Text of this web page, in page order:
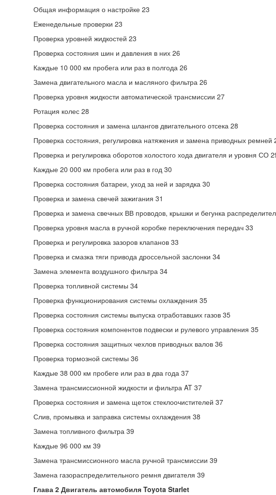
Общая информация о настройке 23
Еженедельные проверки 23
Проверка уровней жидкостей 23
Проверка состояния шин и давления в них 26
Каждые 10 000 км пробега или раз в полгода 26
Замена двигательного масла и масляного фильтра 26
Проверка уровня жидкости автоматической трансмиссии 27
Ротация колес 28
Проверка состояния и замена шлангов двигательного отсека 28
Проверка состояния, регулировка натяжения и замена приводных ремней
Проверка и регулировка оборотов холостого хода двигателя и уровня СО
Каждые 20 000 км пробега или раз в год 30
Проверка состояния батареи, уход за ней и зарядка 30
Проверка и замена свечей зажигания 31
Проверка и замена свечных ВВ проводов, крышки и бегунка
Проверка уровня масла в ручной коробке переключения передач 33
Проверка и регулировка зазоров клапанов 33
Проверка и смазка тяги привода дроссельной заслонки 34
Замена элемента воздушного фильтра 34
Проверка топливной системы 34
Проверка функционирования системы охлаждения 35
Проверка состояния системы выпуска отработавших газов 35
Проверка состояния компонентов подвески и рулевого управления 35
Проверка состояния защитных чехлов приводных валов 36
Проверка тормозной системы 36
Каждые 38 000 км пробеге или раз в два года 37
Замена трансмиссионной жидкости и фильтра AT 37
Проверка состояния и замена щеток стеклоочистителей 37
Слив, промывка и заправка системы охлаждения 38
Замена топливного фильтра 39
Каждые 96 000 км 39
Замена трансмиссионного масла ручной трансмиссии 39
Замена газораспределительного ремня двигателя 39
Глава 2 Двигатель автомобиля Toyota Starlet